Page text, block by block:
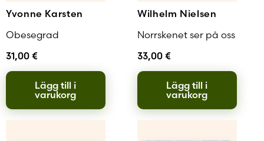
Yvonne Karsten
Obesegrad
31,00 €
Lägg till i
varukorg
Wilhelm Nielsen
Norrskenet ser på oss
33,00 €
Lägg till i
varukorg